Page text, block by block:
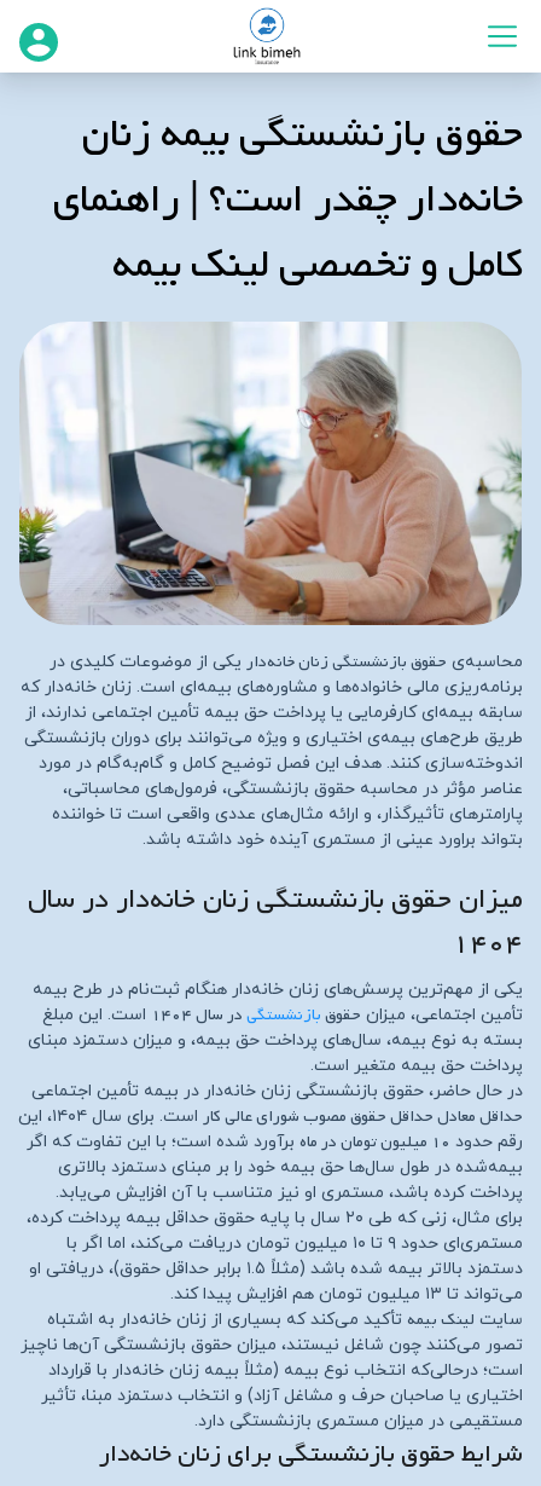
حقوق بازنشستگی بیمه زنان
خانه‌دار چقدر است؟ | راهنمای
کامل و تخصصی لینک بیمه
محاسبه‌ی حقوق بازنشستگی زنان خانه‌دار یکی از موضوعات کلیدی در
برنامه‌ریزی مالی خانواده‌ها و مشاوره‌های بیمه‌ای است. زنان خانه‌دار که
سابقه بیمه‌ای کارفرمایی یا پرداخت حق بیمه تأمین اجتماعی ندارند، از
طریق طرح‌های بیمه‌ی اختیاری و ویژه می‌توانند برای دوران بازنشستگی
اندوخته‌سازی کنند. هدف این فصل توضیح کامل و گام‌به‌گام در مورد
عناصر مؤثر در محاسبه حقوق بازنشستگی، فرمول‌های محاسباتی،
پارامترهای تأثیرگذار، و ارائه مثال‌های عددی واقعی است تا خواننده
بتواند براورد عینی از مستمری آینده خود داشته باشد.
میزان حقوق بازنشستگی زنان خانه‌دار در سال
۱۴۰۴
یکی از مهم‌ترین پرسش‌های زنان خانه‌دار هنگام ثبت‌نام در طرح بیمه
تأمین اجتماعی، میزان حقوقبازنشستگیدر سال ۱۴۰۴
است. این مبلغ
بسته به نوع بیمه، سال‌های پرداخت حق بیمه، و میزان دستمزد مبنای
پرداخت حق بیمه متغیر است.
در حال حاضر، حقوق بازنشستگی زنان خانه‌دار در بیمه تأمین اجتماعی
حداقل معادل حداقل حقوق مصوب شورای عالی کار
است. برای سال ۱۴۰۴، این
رقم حدود ۱۰ میلیون تومان در ماه
برآورد شده است؛ با این تفاوت که اگر
بیمه‌شده در طول سال‌ها حق بیمه خود را بر مبنای دستمزد بالاتری
پرداخت کرده باشد، مستمری او نیز متناسب با آن افزایش می‌یابد.
برای مثال، زنی که طی ۲۰ سال با پایه حقوق حداقل بیمه پرداخت کرده،
مستمری‌ای حدود ۹ تا ۱۰ میلیون تومان دریافت می‌کند، اما اگر با
دستمزد بالاتر بیمه شده باشد (مثلاً ۱.۵ برابر حداقل حقوق)، دریافتی او
می‌تواند تا ۱۳ میلیون تومان هم افزایش پیدا کند.
سایت لینک بیمه تأکید می‌کند که بسیاری از زنان خانه‌دار به اشتباه
تصور می‌کنند چون شاغل نیستند، میزان حقوق بازنشستگی آن‌ها ناچیز
است؛ درحالی‌که انتخاب نوع بیمه (مثلاً بیمه زنان خانه‌دار با قرارداد
اختیاری یا صاحبان حرف و مشاغل آزاد) و انتخاب دستمزد مبنا، تأثیر
مستقیمی در میزان مستمری بازنشستگی دارد.
شرایط حقوق بازنشستگی برای زنان خانه‌دار